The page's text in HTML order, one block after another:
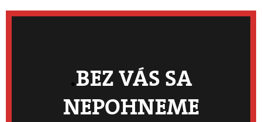
BEZ VÁS SA
NEPOHNEME